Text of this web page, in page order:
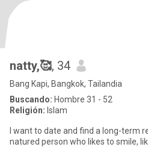
natty,🥰, 34
Bang Kapi, Bangkok, Tailandia
Buscando: Hombre 31 - 52
Religión: Islam
I want to date and find a long-term
natured person who likes to smile,